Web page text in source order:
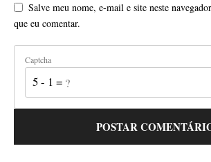
Salve meu nome, e-mail e site neste
que eu comentar.
Captcha
5 - 1 = ?